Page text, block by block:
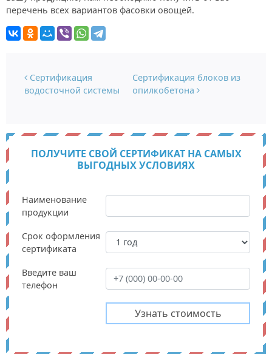
перечень всех вариантов фасовки овощей.
Навигация по записям
Сертификация
водосточной системы
Сертификация блоков из
опилкобетона
ПОЛУЧИТЕ СВОЙ СЕРТИФИКАТ НА САМЫХ
ВЫГОДНЫХ УСЛОВИЯХ
Наименование
продукции
Срок оформления
сертификата
Введите ваш
телефон